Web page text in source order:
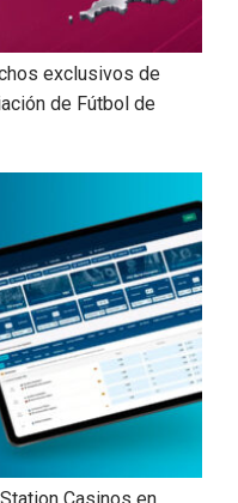
exclusivos de
de Fútbol de